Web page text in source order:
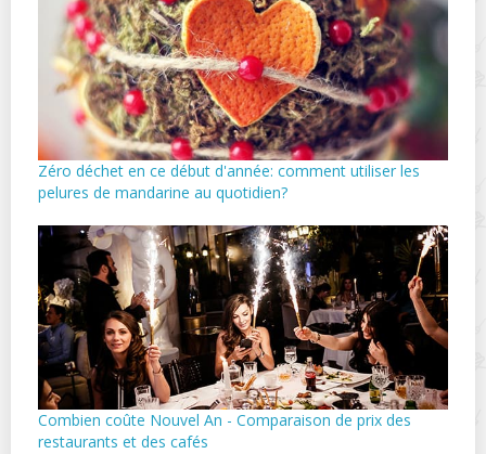
Zéro déchet en ce début d'année: comment utiliser les
pelures de mandarine au quotidien?
Combien coûte Nouvel An - Comparaison de prix des
restaurants et des cafés